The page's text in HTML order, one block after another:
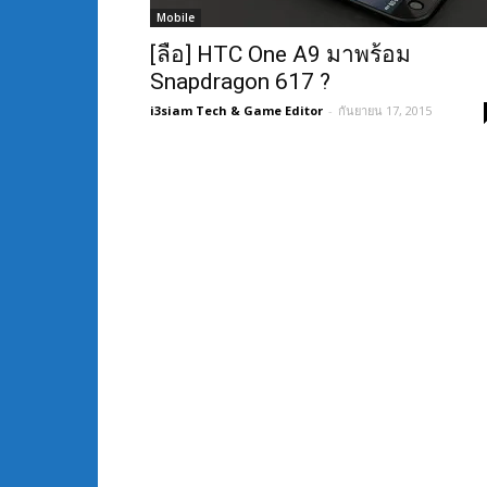
Mobile
[ลือ] HTC One A9 มาพร้อม
Snapdragon 617 ?
i3siam Tech & Game Editor - กันยายน 17, 2015